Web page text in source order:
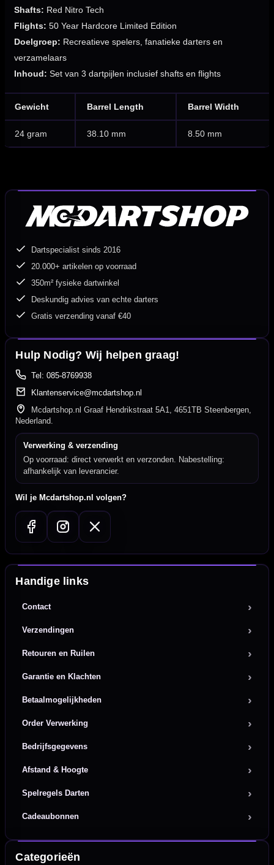
Shafts: Red Nitro Tech
Flights: 50 Year Hardcore Limited Edition
Doelgroep: Recreatieve spelers, fanatieke darters en
verzamelaars
Inhoud: Set van 3 dartpijlen inclusief shafts en flights
Gewicht Barrel Length Barrel Width
24 gram 38.10 mm 8.50 mm
Dartspecialist sinds 2016
20.000+ artikelen op voorraad
350m² fysieke dartwinkel
Deskundig advies van echte darters
Gratis verzending vanaf €40
Hulp Nodig? Wij helpen graag!
Tel: 085-8769938
Klantenservice@mcdartshop.nl
Mcdartshop.nl Graaf Hendrikstraat 5A1, 4651TB Steenbergen,
Nederland.
Verwerking & verzending
Op voorraad: direct verwerkt en verzonden. Nabestelling:
afhankelijk van leverancier.
Wil je Mcdartshop.nl volgen?
Handige links
Contact
Verzendingen
Retouren en Ruilen
Garantie en Klachten
Betaalmogelijkheden
Order Verwerking
Bedrijfsgegevens
Afstand & Hoogte
Spelregels Darten
Cadeaubonnen
Categorieën